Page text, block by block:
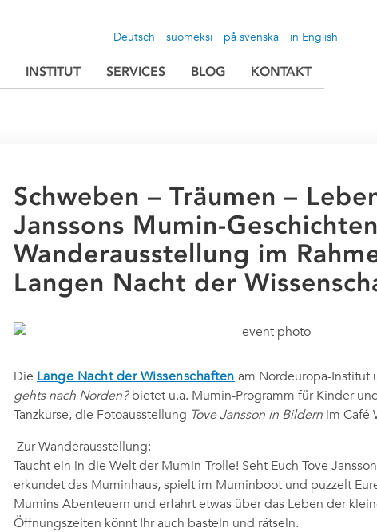
suomeksi
Deutsch på svenska in English
INSTITUT SERVICES BLOG KONTAKT
Schweben – Träumen –
Janssons Mumin-
Wanderausstellung im
Langen Nacht der
Die Lange Nacht der Wissenschaften am Nordeuropa-Institut
gehts nach Norden?bietet u.a. Mumin-Programm für Kinder
Tanzkurse, die Fotoausstellung Tove Jansson in Bildernim Café
Zur Wanderausstellung:
Taucht ein in die Welt der Mumin-Trolle! Seht Euch Tove
erkundet das Muminhaus, spielt im Muminboot und puzzelt
Mumins Abenteuern und erfahrt etwas über das Leben der
Öffnungszeiten könnt Ihr auch basteln und rätseln.